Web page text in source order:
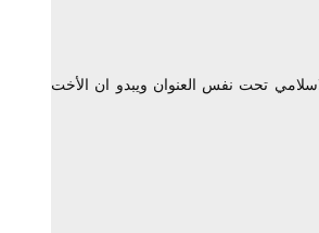
تحت نفس العنوان ويبدو ان الأخت